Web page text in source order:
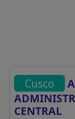
Cusco
CENTRAL